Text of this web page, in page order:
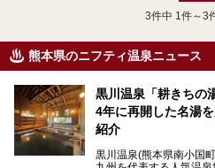
3件中 1件～3
熊本県のニフティ温泉ニュース
黒川温泉「耕きちの
4年に再開した名湯
紹介
黒川温泉(熊本県南小国